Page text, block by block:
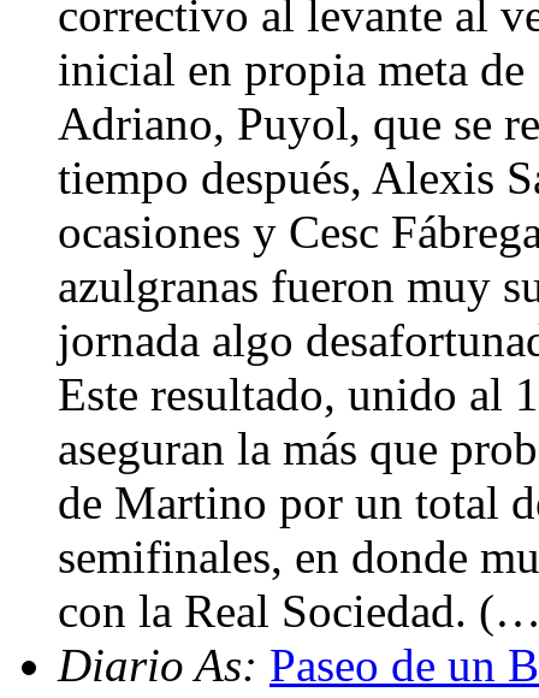
correctivo al levante al
inicial en propia meta
Adriano, Puyol, que se
tiempo después, Alexis
ocasiones y Cesc
azulgranas fueron muy
jornada algo
Este resultado, unido al
aseguran la más que
de Martino por un total
semifinales, en donde
con la Real Sociedad.
Diario As: Paseo de un